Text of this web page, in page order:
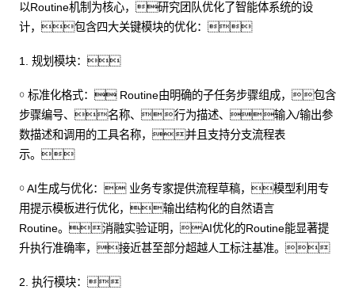
以Routine机制为核心，研究团队优化了智能体系统的设
计，包含四大关键模块的优化：
1. 规划模块：
￮ 标准化格式： Routine由明确的子任务步骤组成，包含
步骤编号、名称、行为描述、输入/输出参
数描述和调用的工具名称，并且支持分支流程表
示。
￮ AI生成与优化： 业务专家提供流程草稿，模型利用专
用提示模板进行优化，输出结构化的自然语言
Routine。消融实验证明，AI优化的Routine能显著提
升执行准确率，接近甚至部分超越人工标注基准。
2. 执行模块：